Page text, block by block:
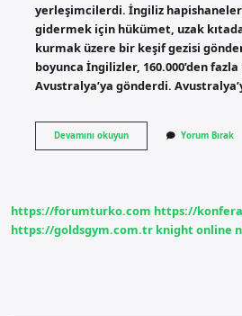
yerleşimcilerdi. İngiliz
gidermek için hükümet, uzak
kurmak üzere bir keşif gezisi
boyunca İngilizler, 160.000’den
Avustralya’ya gönderdi.
Devamını okuyunInsanlık
Avustralyaya
Yorum Bırak
https://forumturko.com https://
https://goldsgym.com.tr knight online